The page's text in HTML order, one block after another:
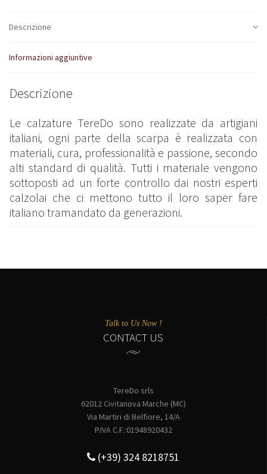
Descrizione
Informazioni aggiuntive
Descrizione
Le calzature TereDo sono realizzate da artigiani
italiani, ogni parte della scarpa è realizzata con
materiali, cura, professionalità e passione, secondo
alti standard di qualità. Tutti i materiale vengono
sottoposti ad un forte controllo dai nostri esperti
calzolai che ci mettono tutto il loro saper fare
italiano tramandato da generazioni.
Talk to Us Now !
CONTACT US
TereDo srls
62012 Civitanova Marche (MC)
Via Martiri di Belfiore, 14/A
P.IVA C.F.:01948920432
(+39) 324 8218751